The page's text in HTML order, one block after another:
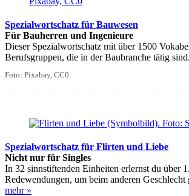
Spezialwortschatz für Bauwesen
Für Bauherren und Ingenieure
Dieser Spezialwortschatz mit über 1500
Berufsgruppen, die in der Baubranche tätig sind.
Foto: Pixabay, CC0
Spezialwortschatz für Flirten und Liebe
Nicht nur für Singles
In 32 sinnstiftenden Einheiten erlernst du über
Redewendungen, um beim anderen Geschlecht
mehr »